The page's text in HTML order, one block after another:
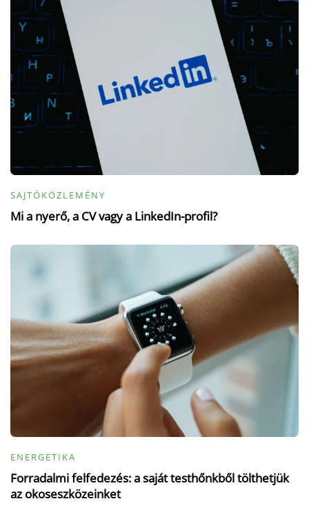
SAJTÓKÖZLEMÉNY
Mi a nyerő, a CV vagy a LinkedIn-profil?
ENERGETIKA
Forradalmi felfedezés: a saját testhőnkből tölthetjük
az okoseszközeinket